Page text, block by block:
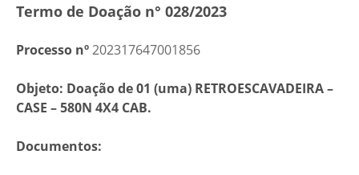
Termo de Doação n° 028/2023
Processo nº202317647001856
Objeto: Doação de 01 (uma) RETROESCAVADEIRA –
CASE – 580N 4X4 CAB.
Documentos: